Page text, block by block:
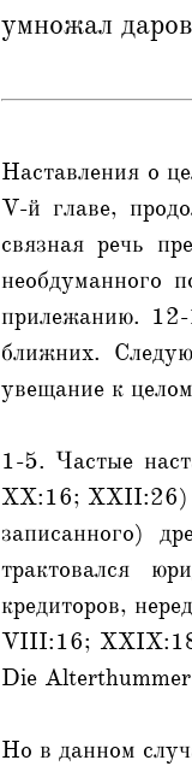
умножал
Наставления о
V-й главе,
связная речь
необдуманного
прилежанию. 12-
ближних.
увещание к
1-5. Частые
XX:16; XXII:26)
записанного)
трактовался
кредиторов,
VIII:16;
Die
Но в данном